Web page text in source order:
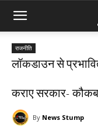
राजनीति
लॉकडाउन से
कराए सरकार-
By News Stump